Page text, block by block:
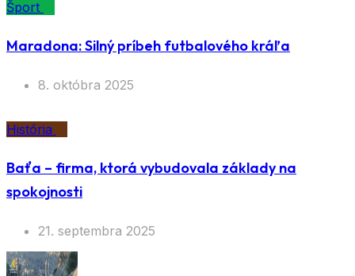
Šport
Maradona: Silný príbeh futbalového kráľa
8. októbra 2025
História
Baťa – firma, ktorá vybudovala základy na
spokojnosti
21. septembra 2025